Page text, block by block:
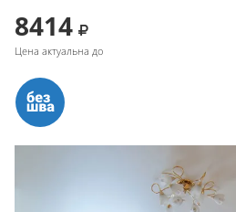
8414
Цена актуальна до